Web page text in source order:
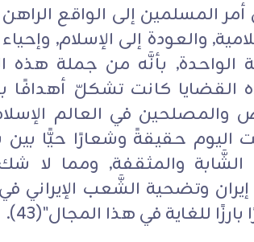
المسلمين إلى الواقع الراهن
والعودة إلى الإسلام,
الواحدة, بأنَّه من جملة هذه
القضايا كانت تشكلّ أهدافًا
في العالم
اليوم حقيقةً وشعارًا حيًّا
الشَّابة والمثقفة, ومما لا
إيران وتضحية الشَّعب الإيراني
بارزًا للغاية في هذا المجال"(43).